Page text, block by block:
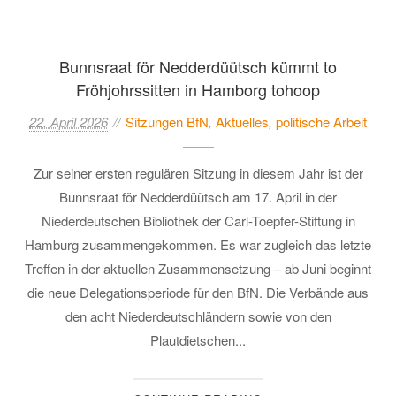
Bunnsraat för Nedderdüütsch kümmt to
Fröhjohrssitten in Hamborg tohoop
22. April 2026 Sitzungen BfN, Aktuelles, politische Arbeit
Zur seiner ersten regulären Sitzung in diesem Jahr ist der
Bunnsraat för Nedderdüütsch am 17. April in der
Niederdeutschen Bibliothek der Carl-Toepfer-Stiftung in
Hamburg zusammengekommen. Es war zugleich das letzte
Treffen in der aktuellen Zusammensetzung – ab Juni beginnt
die neue Delegationsperiode für den BfN. Die Verbände aus
den acht Niederdeutschländern sowie von den
Plautdietschen...